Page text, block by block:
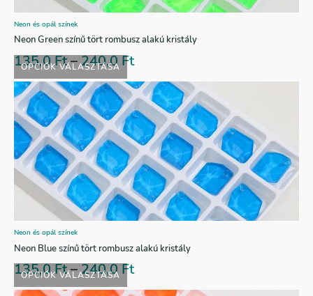
OPCIÓK VÁLASZTÁSA
Neon és opál színek
Neon Green színű tört rombusz alakú kristály
135,0Ft–240,0Ft
OPCIÓK VÁLASZTÁSA
Neon és opál színek
Neon Blue színű tört rombusz alakú kristály
135,0Ft–240,0Ft